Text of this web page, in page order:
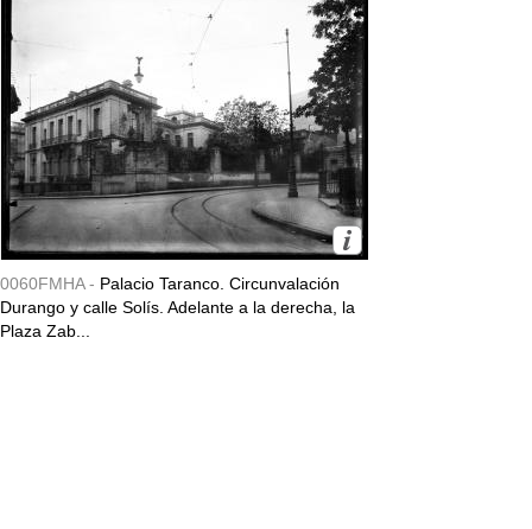
0060FMHA - Palacio Taranco. Circunvalación
Durango y calle Solís. Adelante a la derecha, la
Plaza Zab...